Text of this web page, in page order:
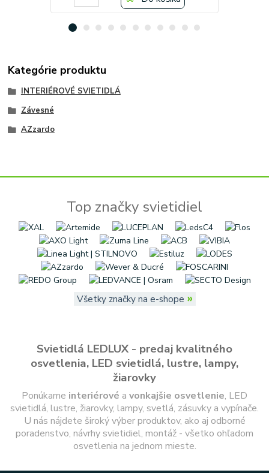
Kategórie produktu
INTERIÉROVÉ SVIETIDLÁ
Závesné
AZzardo
Top značky svietidiel
Všetky značky na e-shope »
Svietidlá LEDLUX - predaj kvalitného
osvetlenia, LED svietidlá, lustre, lampy,
žiarovky
Ponúkame interiérové a vonkajšie osvetlenie, LED
svietidlá, lustre, žiarovky, lampy, svetlá, zásuvky a vypínače.
U nás nájdete široký výber produktov, ako aj odborné
poradenstvo, návrhy svietidiel, montáž - všetko ohľadom
osvetlenia na jednom mieste.